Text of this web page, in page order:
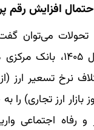
افزایش رقم
تحولات می‌توان
صریح بودجه سال
بازار ارز تجاری)
و رفاه اجتماعی